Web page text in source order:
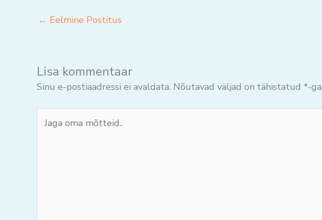
← Eelmine Postitus
Lisa kommentaar
Sinu e-postiaadressi ei avaldata. Nõutavad väljad on tähistatud *-ga
oma